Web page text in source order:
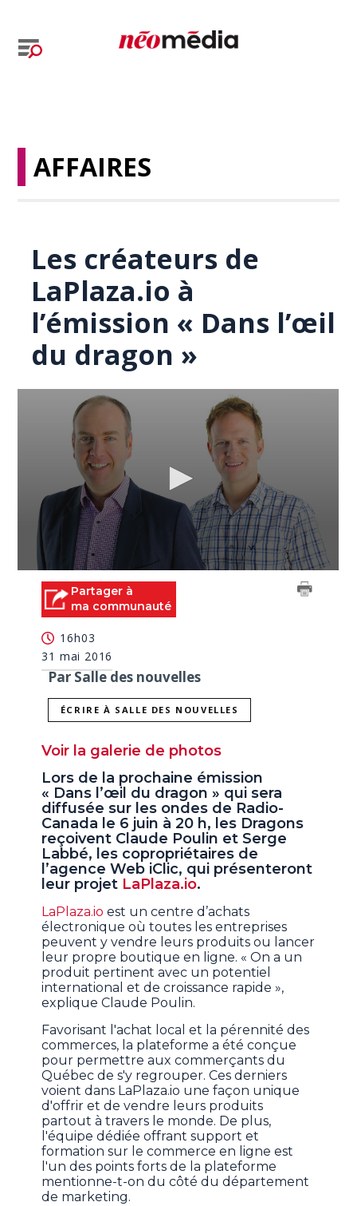
AFFAIRES
Les créateurs de
LaPlaza.io à
l’émission « Dans l’œil
du dragon »
seconds Partager à
ma communauté
16h03
31 mai 2016
Par Salle des nouvelles
ÉCRIRE À SALLE DES NOUVELLES
Voir la galerie de photos
Lors de la prochaine émission
« Dans l’œil du dragon » qui sera
diffusée sur les ondes de Radio-
Canada le 6 juin à 20 h, les Dragons
reçoivent Claude Poulin et Serge
Labbé, les copropriétaires de
l’agence Web iClic, qui présenteront
leur projet LaPlaza.io.
LaPlaza.ioest un centre d’achats
électronique où toutes les entreprises
peuvent y vendre leurs produits ou lancer
leur propre boutique en ligne. « On a un
produit pertinent avec un potentiel
international et de croissance rapide »,
explique Claude Poulin.
Favorisant l'achat local et la pérennité des
commerces, la plateforme a été conçue
pour permettre aux commerçants du
Québec de s'y regrouper. Ces derniers
voient dans LaPlaza.io une façon unique
d'offrir et de vendre leurs produits
partout à travers le monde. De plus,
l'équipe dédiée offrant support et
formation sur le commerce en ligne est
l'un des points forts de la plateforme
mentionne-t-on du côté du département
de marketing.